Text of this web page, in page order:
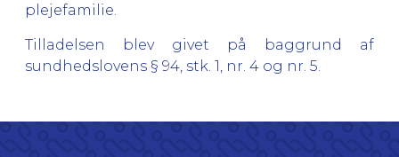
plejefamilie.
Tilladelsen blev givet på baggrund af
sundhedslovens § 94, stk. 1, nr. 4 og nr. 5.